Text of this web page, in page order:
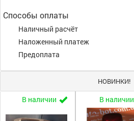
Способы оплаты
Наличный расчёт
Наложенный платеж
Предоплата
НОВИНКИ!
В наличии В наличии